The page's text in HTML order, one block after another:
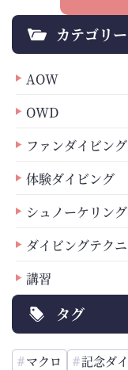
カテゴリー
AOW
OWD
ファンダイビング
体験ダイビング
シュノーケリング
ダイビングテク
講習
タグ
マクロ 記念ダ